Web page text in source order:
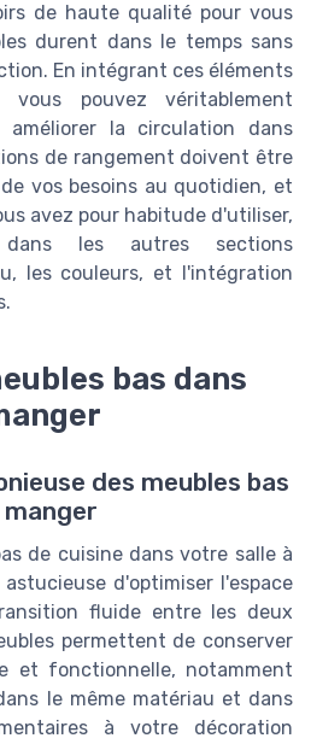
de haute qualité pour vous
durent dans le temps sans
En intégrant ces éléments
pouvez véritablement
améliorer la circulation dans
de rangement doivent être
vos besoins au quotidien, et
avez pour habitude d'utiliser,
dans les autres sections
les couleurs, et l'intégration
bas dans
des meubles bas
de cuisine dans votre salle à
d'optimiser l'espace
fluide entre les deux
permettent de conserver
et fonctionnelle, notamment
le même matériau et dans
à votre décoration